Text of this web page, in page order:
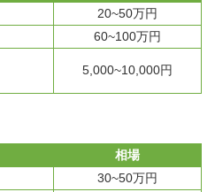
20~50万円
60~100万円
5,000~10,000円
相場
30~50万円